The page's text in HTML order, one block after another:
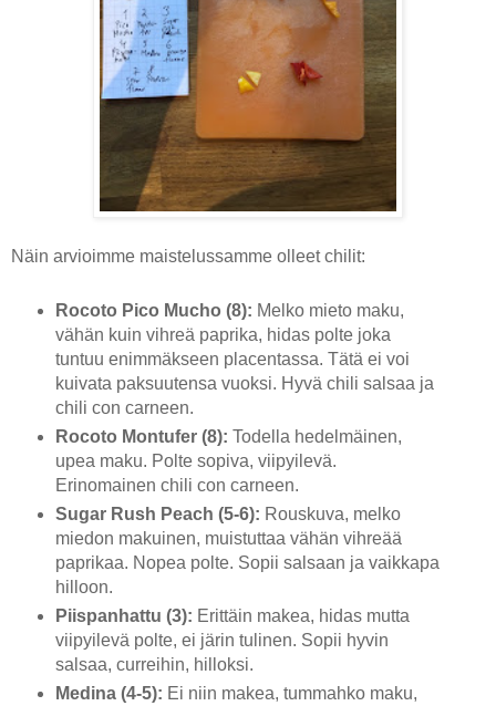
Näin arvioimme maistelussamme olleet chilit:
Rocoto Pico Mucho (8): Melko mieto maku,
vähän kuin vihreä paprika, hidas polte joka
tuntuu enimmäkseen placentassa. Tätä ei voi
kuivata paksuutensa vuoksi. Hyvä chili salsaa ja
chili con carneen.
Rocoto Montufer (8): Todella hedelmäinen,
upea maku. Polte sopiva, viipyilevä.
Erinomainen chili con carneen.
Sugar Rush Peach (5-6): Rouskuva, melko
miedon makuinen, muistuttaa vähän vihreää
paprikaa. Nopea polte. Sopii salsaan ja vaikkapa
hilloon.
Piispanhattu (3): Erittäin makea, hidas mutta
viipyilevä polte, ei järin tulinen. Sopii hyvin
salsaa, curreihin, hilloksi.
Medina (4-5): Ei niin makea, tummahko maku,